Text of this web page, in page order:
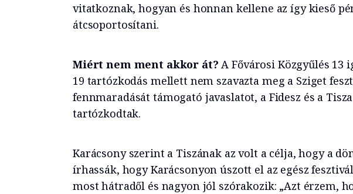
vitatkoznak, hogyan és honnan kellene az így kieső
átcsoportosítani.
Miért nem ment akkor át? A Fővárosi Közgyűlés 13
19 tartózkodás mellett nem szavazta meg a Sziget
fennmaradását támogató javaslatot, a Fidesz és a
tartózkodtak.
Karácsony szerint a Tiszának az volt a célja, hogy a
írhassák, hogy Karácsonyon úszott el az egész
most hátradől és nagyon jól szórakozik: „Azt érzem,